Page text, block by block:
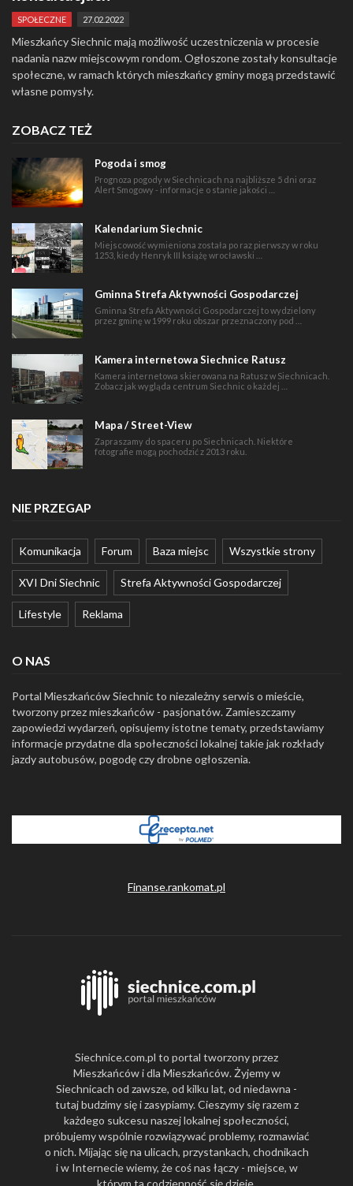
SPOŁECZNE 27.02.2022
Mieszkańcy Siechnic mają możliwość uczestniczenia w procesie
nadania nazw miejscowym rondom. Ogłoszone zostały konsultacje
społeczne, w ramach których mieszkańcy gminy mogą przedstawić
własne pomysły.
ZOBACZ TEŻ
Pogoda i smog
Prognoza pogody w Siechnicach na najbliższe 5 dni oraz
Alert Smogowy - informacje o stanie jakości …
Kalendarium Siechnic
Miejscowość wymieniona została po raz pierwszy w roku
1253, kiedy Henryk III książę wrocławski …
Gminna Strefa Aktywności Gospodarczej
Gminna Strefa Aktywności Gospodarczej to wydzielony
przez gminę w 1999 roku obszar przeznaczony pod …
Kamera internetowa Siechnice Ratusz
Kamera internetowa skierowana na Ratusz w Siechnicach.
Zobacz jak wygląda centrum Siechnic o każdej …
Mapa / Street-View
Zapraszamy do spaceru po Siechnicach. Niektóre
fotografie mogą pochodzić z 2013 roku.
NIE PRZEGAP
Komunikacja Forum Baza miejsc Wszystkie strony
XVI Dni Siechnic Strefa Aktywności Gospodarczej
Lifestyle Reklama
O NAS
Portal Mieszkańców Siechnic to niezależny serwis o mieście,
tworzony przez mieszkańców - pasjonatów. Zamieszczamy
zapowiedzi wydarzeń, opisujemy istotne tematy, przedstawiamy
informacje przydatne dla społeczności lokalnej takie jak rozkłady
jazdy autobusów, pogodę czy drobne ogłoszenia.
Finanse.rankomat.pl
Siechnice.com.pl to portal tworzony przez
Mieszkańców i dla Mieszkańców. Żyjemy w
Siechnicach od zawsze, od kilku lat, od niedawna -
tutaj budzimy się i zasypiamy. Cieszymy się razem z
każdego sukcesu naszej lokalnej społeczności,
próbujemy wspólnie rozwiązywać problemy, rozmawiać
o nich. Mijając się na ulicach, przystankach, chodnikach
i w Internecie wiemy, że coś nas łączy - miejsce, w